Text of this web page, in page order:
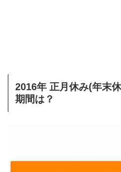
2016年 正月休み(年末
期間は？